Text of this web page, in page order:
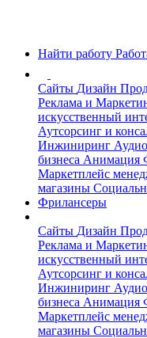
Найти работу
Сайты Дизайн
Реклама и
искусственный
Аутсорсинг и
Инжиниринг
бизнеса Анимация
Маркетплейс
магазины
Фрилансеры
Сайты Дизайн
Реклама и
искусственный
Аутсорсинг и
Инжиниринг
бизнеса Анимация
Маркетплейс
магазины